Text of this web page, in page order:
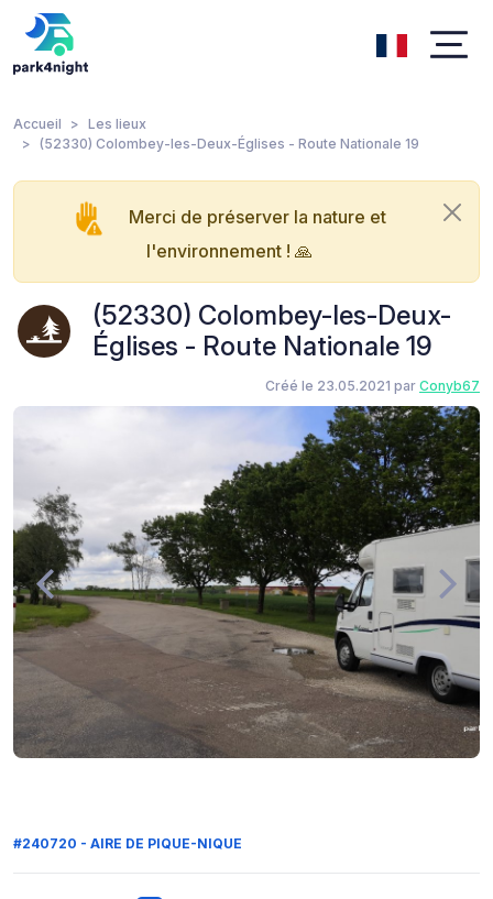
Accueil
Les lieux
(52330) Colombey-les-Deux-Églises - Route Nationale 19
Merci de préserver la nature et
l'environnement ! 🙏
(52330) Colombey-les-Deux-
Églises - Route Nationale 19
Créé le 23.05.2021 par Conyb67
#240720 - AIRE DE PIQUE-NIQUE